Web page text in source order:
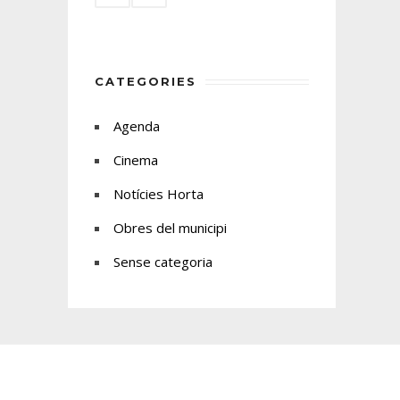
CATEGORIES
Agenda
Cinema
Notícies Horta
Obres del municipi
Sense categoria